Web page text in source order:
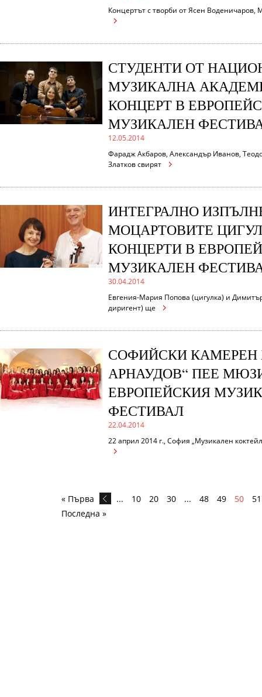
Концертът с творби от Ясен
СТУДЕНТИ ОТ
МУЗИКАЛНА
КОНЦЕРТ В
МУЗИКАЛЕН
12.05.2014
Фарадж Акбаров, Александър Иванов,
Златков свирят
ИНТЕГРАЛНО
МОЦАРТОВИТЕ
КОНЦЕРТИ В
МУЗИКАЛЕН
30.04.2014
Евгения-Мария Попова (цигулка) и
диригент) ще
СОФИЙСКИ КАМЕРЕН
АРНАУДОВ“ ПЕЕ
ЕВРОПЕЙСКИЯ
ФЕСТИВАЛ
22.04.2014
22 април 2014 г., София „Музикален
« Първа ... 10 20 30 ... 48 49 50
51
Последна »